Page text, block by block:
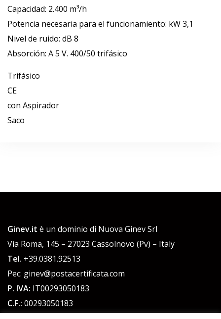
Capacidad: 2.400 m³/h
Potencia necesaria para el funcionamiento: kW 3,1
Nivel de ruido: dB 8
Absorción: A 5 V. 400/50 trifásico
Trifásico
CE
con Aspirador
Saco
Ginev.it è un dominio di Nuova Ginev Srl
Via Roma, 145 – 27023 Cassolnovo (Pv) – Italy
Tel. +39.0381.92513
Pec: ginev@postacertificata.com
P. IVA: IT00293050183
C.F.: 00293050183